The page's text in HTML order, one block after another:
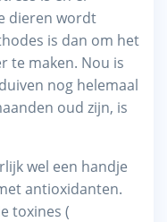
dieren wordt
is dan om het
te maken. Nou is
nog helemaal
oud zijn, is
wel een handje
antioxidanten.
toxines (